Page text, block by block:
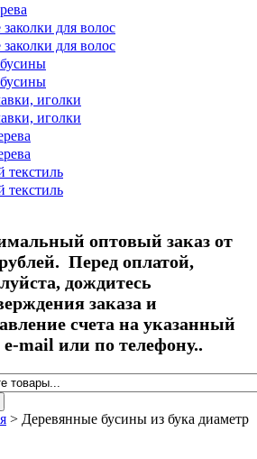
для волос
для волос
иголки
иголки
оптовый заказ от
Перед оплатой,
дождитесь
заказа и
счета на указанный
mail или по телефону..
поиска
> Деревянные бусины из бука диаметр